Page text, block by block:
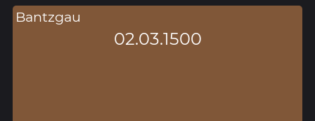
Bantzgau
02.03.1500